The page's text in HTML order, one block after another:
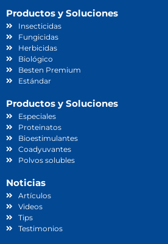
Productos y Soluciones
Insecticidas
Fungicidas
Herbicidas
Biológico
Besten Premium
Estándar
Productos y Soluciones
Especiales
Proteinatos
Bioestimulantes
Coadyuvantes
Polvos solubles
Noticias
Artículos
Videos
Tips
Testimonios